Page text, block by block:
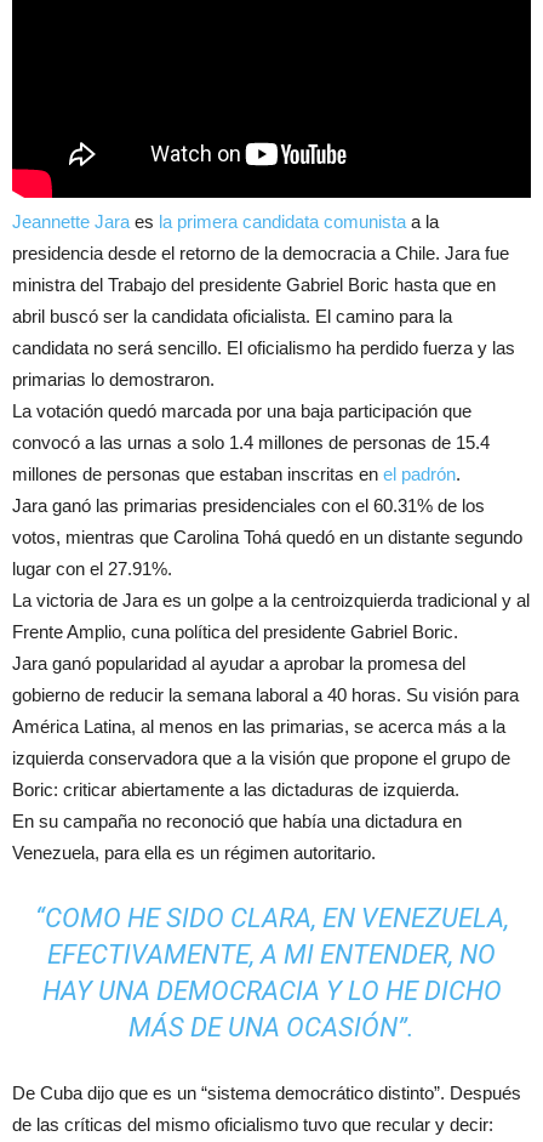
Jeannette Jaraes la primera candidata comunistaa la
presidencia desde el retorno de la democracia a Chile. Jara fue
ministra del Trabajo del presidente Gabriel Boric hasta que en
abril buscó ser la candidata oficialista. El camino para la
candidata no será sencillo. El oficialismo ha perdido fuerza y las
primarias lo demostraron.
La votación quedó marcada por una baja participación que
convocó a las urnas a solo 1.4 millones de personas de 15.4
millones de personas que estaban inscritas en el padrón.
Jara ganó las primarias presidenciales con el 60.31% de los
votos, mientras que Carolina Tohá quedó en un distante segundo
lugar con el 27.91%.
La victoria de Jara es un golpe a la centroizquierda tradicional y al
Frente Amplio, cuna política del presidente Gabriel Boric.
Jara ganó popularidad al ayudar a aprobar la promesa del
gobierno de reducir la semana laboral a 40 horas. Su visión para
América Latina, al menos en las primarias, se acerca más a la
izquierda conservadora que a la visión que propone el grupo de
Boric: criticar abiertamente a las dictaduras de izquierda.
En su campaña no reconoció que había una dictadura en
Venezuela, para ella es un régimen autoritario.
“COMO HE SIDO CLARA, EN VENEZUELA,
EFECTIVAMENTE, A MI ENTENDER, NO
HAY UNA DEMOCRACIA Y LO HE DICHO
MÁS DE UNA OCASIÓN”.
De Cuba dijo que es un “sistema democrático distinto”. Después
de las críticas del mismo oficialismo tuvo que recular y decir: